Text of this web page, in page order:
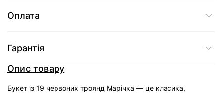
Оплата
Гарантія
Опис товару
Букет із 19 червоних троянд Марічка — це класика,